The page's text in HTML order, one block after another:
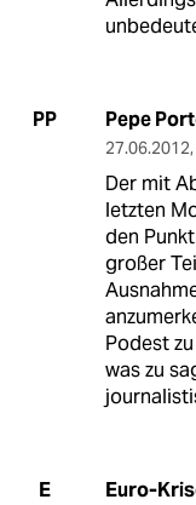
PP Pepe
27.06.2012,
Der mit
letzten
den
großer
Podest
was zu
E Euro-